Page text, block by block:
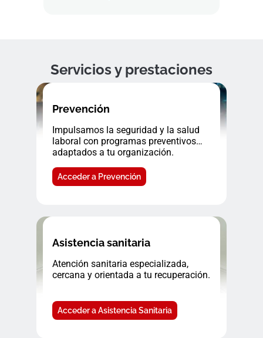
Servicios y prestaciones
Prevención
Impulsamos la seguridad y la salud
laboral con programas preventivos
adaptados a tu organización.
Acceder a Prevención
Asistencia sanitaria
Atención sanitaria especializada,
cercana y orientada a tu recuperación.
Acceder a Asistencia Sanitaria